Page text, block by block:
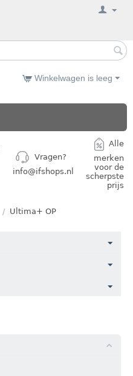
Winkelwagen is leeg
Vragen?
info@ifshops.nl
Alle
merken
voor de
scherpste
prijs
/ Ultima+ OP